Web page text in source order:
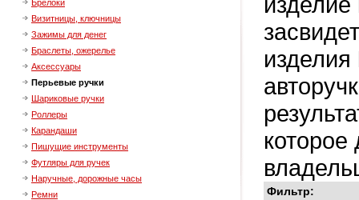
Брелоки
Визитницы, ключницы
Зажимы для денег
Браслеты, ожерелье
Аксессуары
Перьевые ручки
Шариковые ручки
Роллеры
Карандаши
Пишущие инструменты
Футляры для ручек
Наручные, дорожные часы
Ремни
изделия
Фильтр: